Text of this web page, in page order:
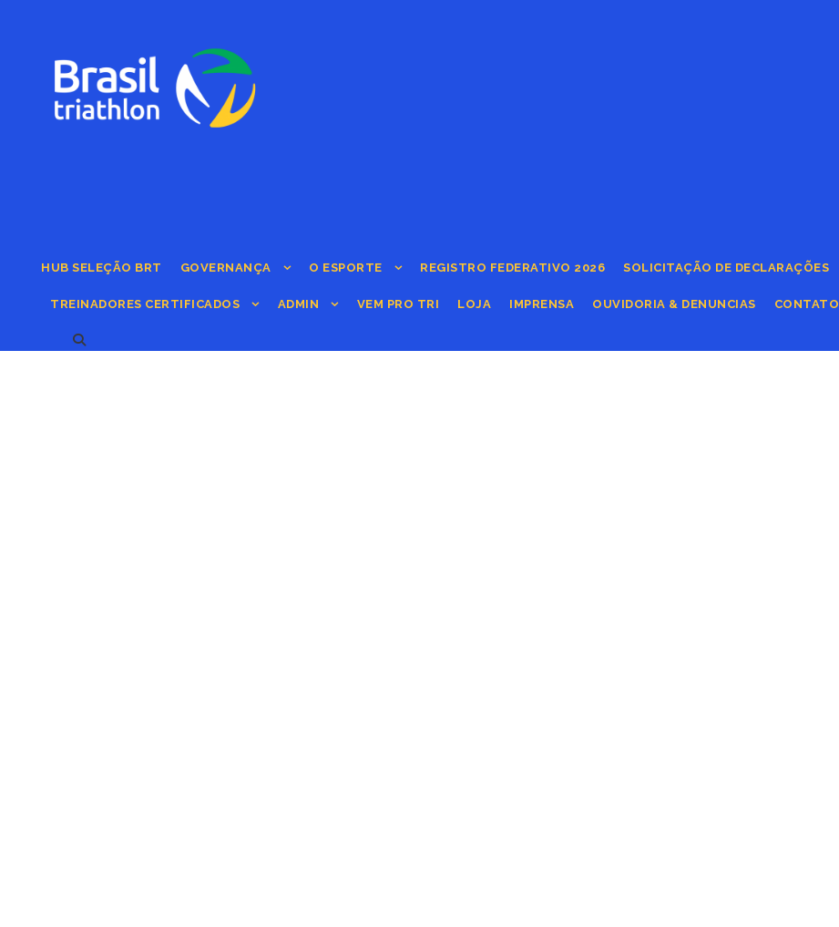
HUB SELEÇÃO BRT GOVERNANÇA O ESPORTE REGISTRO FEDERATIVO 2026 SOLICITAÇÃO DE DECLARAÇÕES
TREINADORES CERTIFICADOS ADMIN VEM PRO TRI LOJA IMPRENSA OUVIDORIA & DENUNCIAS CONTATO